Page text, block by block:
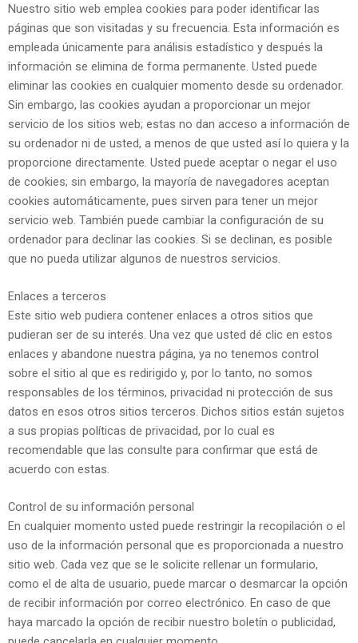
Nuestro sitio web emplea cookies para poder identificar las
páginas que son visitadas y su frecuencia. Esta información es
empleada únicamente para análisis estadístico y después la
información se elimina de forma permanente. Usted puede
eliminar las cookies en cualquier momento desde su ordenador.
Sin embargo, las cookies ayudan a proporcionar un mejor
servicio de los sitios web; estas no dan acceso a información de
su ordenador ni de usted, a menos de que usted así lo quiera y la
proporcione directamente. Usted puede aceptar o negar el uso
de cookies; sin embargo, la mayoría de navegadores aceptan
cookies automáticamente, pues sirven para tener un mejor
servicio web. También puede cambiar la configuración de su
ordenador para declinar las cookies. Si se declinan, es posible
que no pueda utilizar algunos de nuestros servicios.
Enlaces a terceros
Este sitio web pudiera contener enlaces a otros sitios que
pudieran ser de su interés. Una vez que usted dé clic en estos
enlaces y abandone nuestra página, ya no tenemos control
sobre el sitio al que es redirigido y, por lo tanto, no somos
responsables de los términos, privacidad ni protección de sus
datos en esos otros sitios terceros. Dichos sitios están sujetos
a sus propias políticas de privacidad, por lo cual es
recomendable que las consulte para confirmar que está de
acuerdo con estas.
Control de su información personal
En cualquier momento usted puede restringir la recopilación o el
uso de la información personal que es proporcionada a nuestro
sitio web. Cada vez que se le solicite rellenar un formulario,
como el de alta de usuario, puede marcar o desmarcar la opción
de recibir información por correo electrónico. En caso de que
haya marcado la opción de recibir nuestro boletín o publicidad,